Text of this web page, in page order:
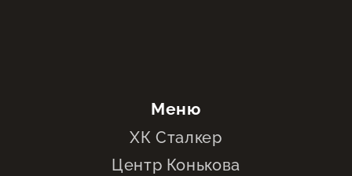
Меню
ХК Сталкер
Центр Конькова